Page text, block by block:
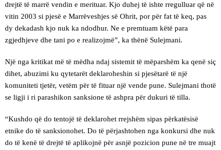
drejtë të marrë vendin e merituar. Kjo duhej të ishte rregulluar që në
vitin 2003 si pjesë e Marrëveshjes së Ohrit, por për fat të keq, pas
dy dekadash kjo nuk ka ndodhur. Ne e premtuam këtë para
zgjedhjeve dhe tani po e realizojmë”, ka thënë Sulejmani.
Një nga kritikat më të mëdha ndaj sistemit të mëparshëm ka qenë siç
dihet, abuzimi ku qytetarët deklaroheshin si pjesëtarë të një
komuniteti tjetër, vetëm për të fituar një vende pune. Sulejmani thotë
se ligji i ri parashikon sanksione të ashpra për dukuri të tilla.
“Kushdo që do tentojë të deklarohet rrejshëm sipas përkatësisë
etnike do të sanksionohet. Do të përjashtohen nga konkursi dhe nuk
do të kenë të drejtë të aplikojnë për asnjë pozicion pune në tre muajt